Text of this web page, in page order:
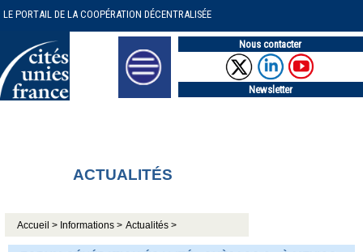
LE PORTAIL DE LA COOPÉRATION DÉCENTRALISÉE
Nous contacter
Newsletter
ACTUALITÉS
Accueil > Informations > Actualités >